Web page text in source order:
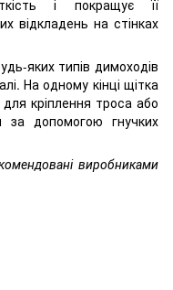
і покращує її
відкладень на стінках
яких типів димоходів
На одному кінці щітка
кріплення троса або
за допомогою гнучких
виробниками